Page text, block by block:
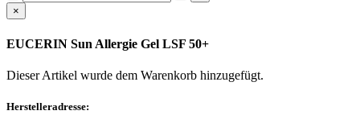
×
EUCERIN Sun Allergie Gel LSF 50+
Dieser Artikel wurde dem Warenkorb hinzugefügt.
Herstelleradresse: